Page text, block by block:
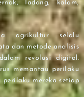
ladang, kolam,
agrikultur selalu
dan metode analisis
revolusi digital.
memantau perilaku
perilaku mereka setiap